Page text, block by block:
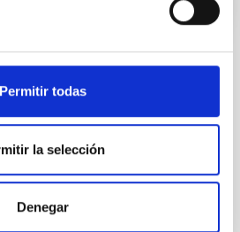
Permitir todas
la selección
Denegar
DIPLOMA [UK] (QF-EHEA